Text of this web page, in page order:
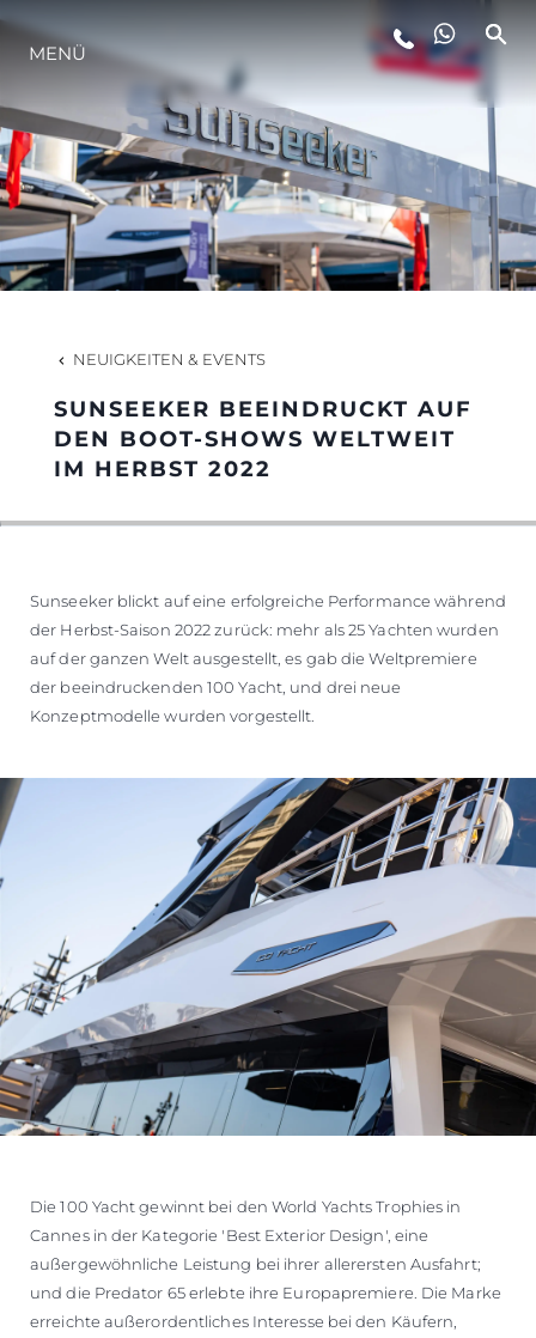
LIFESTYLE
INNOVATION
DIE FIRMA
DAS TEAM
GESCHICHTE
BEWERTEN SIE IHR BOOT
MENÜ
NEUIGKEITEN & EVENTS
SUNSEEKER BEEINDRUCKT AUF
DEN BOOT-SHOWS WELTWEIT
IM HERBST 2022
Sunseeker blickt auf eine erfolgreiche Performance während
der Herbst-Saison 2022 zurück: mehr als 25 Yachten wurden
auf der ganzen Welt ausgestellt, es gab die Weltpremiere
der beeindruckenden 100 Yacht, und drei neue
Konzeptmodelle wurden vorgestellt.
Die 100 Yacht gewinnt bei den World Yachts Trophies in
Cannes in der Kategorie 'Best Exterior Design', eine
außergewöhnliche Leistung bei ihrer allerersten Ausfahrt;
und die Predator 65 erlebte ihre Europapremiere. Die Marke
erreichte außerordentliches Interesse bei den Käufern,